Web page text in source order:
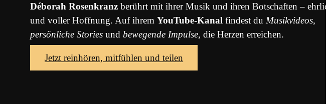
Déborah Rosenkranz berührt mit ihrer Musik und ihren Botschaften –
und voller Hoffnung. Auf ihremYouTube-Kanal findest du Musikvideos,
persönliche Stories undbewegende Impulse, die Herzen erreichen.
Jetzt reinhören, mitfühlen und teilen